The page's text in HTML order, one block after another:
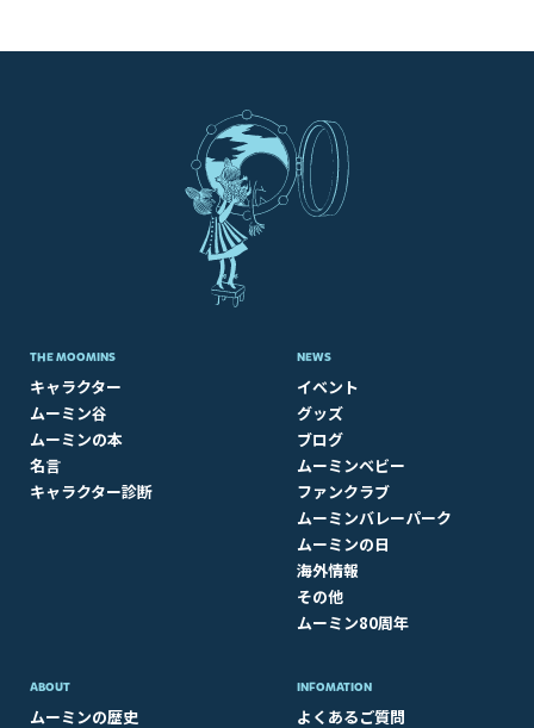
THE MOOMINS
キャラクター
ムーミン谷
ムーミンの本
名言
キャラクター診断
NEWS
イベント
グッズ
ブログ
ムーミンベビー
ファンクラブ
ムーミンバレーパーク
ムーミンの日
海外情報
その他
ムーミン80周年
ABOUT​
ムーミンの歴史
INFOMATION
よくあるご質問